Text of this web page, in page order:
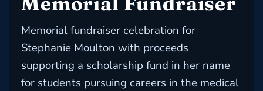
Memorial fundraiser celebration for
Stephanie Moulton with proceeds
supporting a scholarship fund in her name
for students pursuing careers in the medical